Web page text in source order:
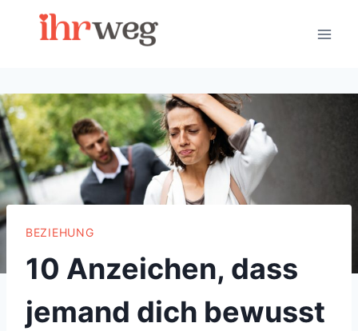
BEZIEHUNG
10 Anzeichen, dass
jemand dich bewusst